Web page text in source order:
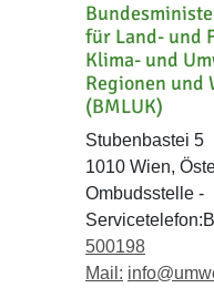
für Land- und
Klima- und
Regionen und
(BMLUK)
Stubenbastei 5
1010 Wien,
Ombudsstelle -
500198
Mail: